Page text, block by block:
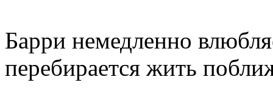
Барри немедленно
перебирается жить